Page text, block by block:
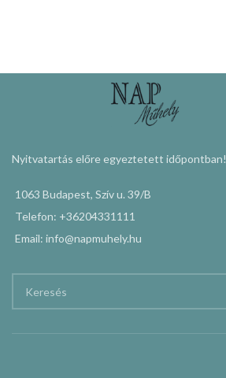
Nyitvatartás előre egyeztetett időpontban!
1063 Budapest, Szív u. 39/B
Telefon: +36204331111
Email: info@napmuhely.hu